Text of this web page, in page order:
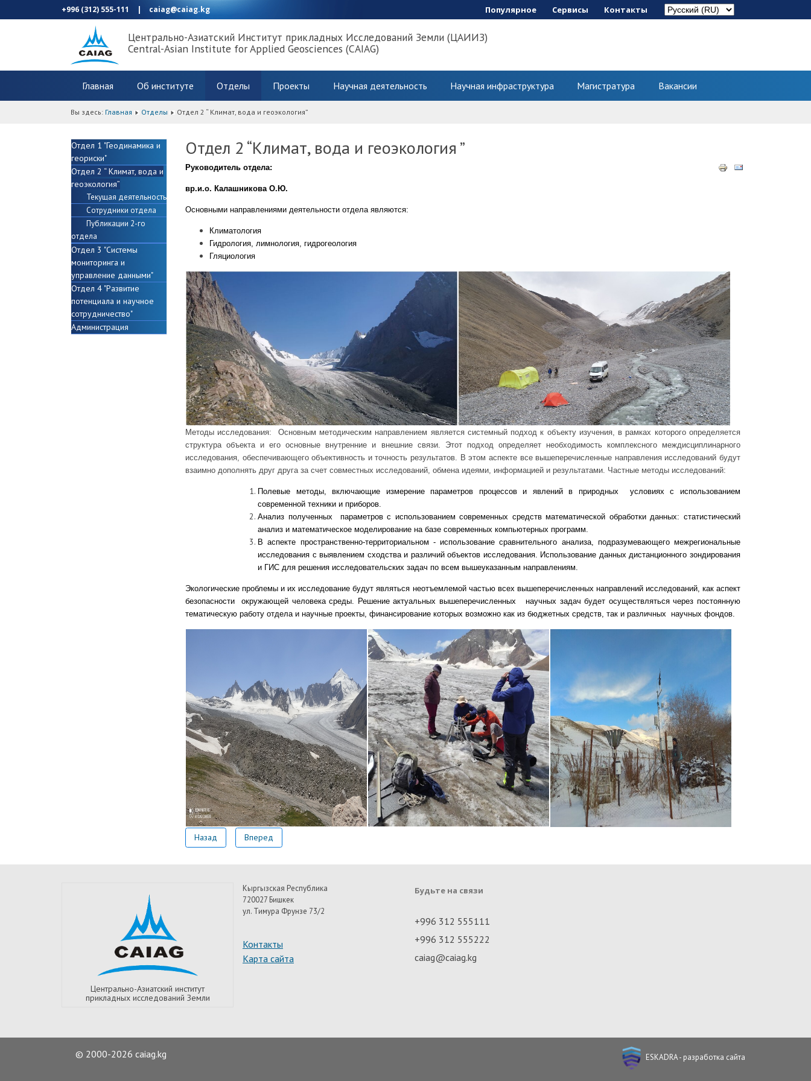
+996 (312) 555-111 | caiag@caiag.kg Популярное Сервисы Контакты
Центрально-Азиатский Институт прикладных Исследований Земли (ЦАИИЗ)
Central-Asian Institute for Applied Geosciences (CAIAG)
Главная Об институте Отделы Проекты Научная деятельность Научная инфраструктура Магистратура Вакансии
Вы здесь: Главная Отделы Отдел 2 “ Климат, вода и геоэкология”
Отдел 1 "Геодинамика и
геориски"
Отдел 2 “ Климат, вода и
геоэкология”
Текущая деятельность
Сотрудники отдела
Публикации 2-го
отдела
Отдел 3 "Системы
мониторинга и
управление данными"
Отдел 4 "Развитие
потенциала и научное
сотрудничество"
Администрация
Отдел 2 “Климат, вода и геоэкология ”
Руководитель отдела:
вр.и.о. Калашникова О.Ю.
Основными направлениями деятельности отдела являются:
Климатология
Гидрология, лимнология, гидрогеология
Гляциология
Методы исследования: Основным методическим направлением является системный подход к объекту изучения, в рамках которого определяется
структура объекта и его основные внутренние и внешние связи. Этот подход определяет необходимость комплексного междисциплинарного
исследования, обеспечивающего объективность и точность результатов. В этом аспекте все вышеперечисленные направления исследований будут
взаимно дополнять друг друга за счет совместных исследований, обмена идеями, информацией и результатами. Частные методы исследований:
Полевые методы, включающие измерение параметров процессов и явлений в природных условиях с использованием
современной техники и приборов.
Анализ полученных параметров с использованием современных средств математической обработки данных: статистический
анализ и математическое моделирование на базе современных компьютерных программ.
В аспекте пространственно-территориальном - использование сравнительного анализа, подразумевающего межрегиональные
исследования с выявлением сходства и различий объектов исследования. Использование данных дистанционного зондирования
и ГИС для решения исследовательских задач по всем вышеуказанным направлениям.
Экологические проблемы и их исследование будут являться неотъемлемой частью всех вышеперечисленных направлений исследований, как аспект
безопасности окружающей человека среды. Решение актуальных вышеперечисленных научных задач будет осуществляться через постоянную
тематическую работу отдела и научные проекты, финансирование которых возможно как из бюджетных средств, так и различных научных фондов.
Назад Вперед
Центрально-Азиатский институт
прикладных исследований Земли
Кыргызская Республика
720027 Бишкек
ул. Тимура Фрунзе 73/2
Контакты
Карта сайта
Будьте на связи
+996 312 555111
+996 312 555222
caiag@caiag.kg
ESKADRA - разработка сайта
© 2000-2026 caiag.kg